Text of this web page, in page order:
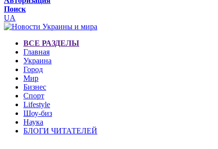
Поиск
UA
ВСЕ РАЗДЕЛЫ
Главная
Украина
Город
Мир
Бизнес
Спорт
Lifestyle
Шоу-биз
Наука
БЛОГИ ЧИТАТЕЛЕЙ